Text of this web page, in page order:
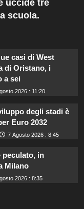
uccide tre
scuola.
casi di West
di Oristano, i
a sei
2026 : 11:20
degli stadi è
Euro 2032
7 Agosto 2026 : 8:45
in
Milano
2026 : 8:35